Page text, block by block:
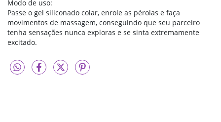
Modo de uso:
Passe o gel siliconado colar, enrole as pérolas e faça
movimentos de massagem, conseguindo que seu parceiro
tenha sensações nunca exploras e se sinta extremamente
excitado.